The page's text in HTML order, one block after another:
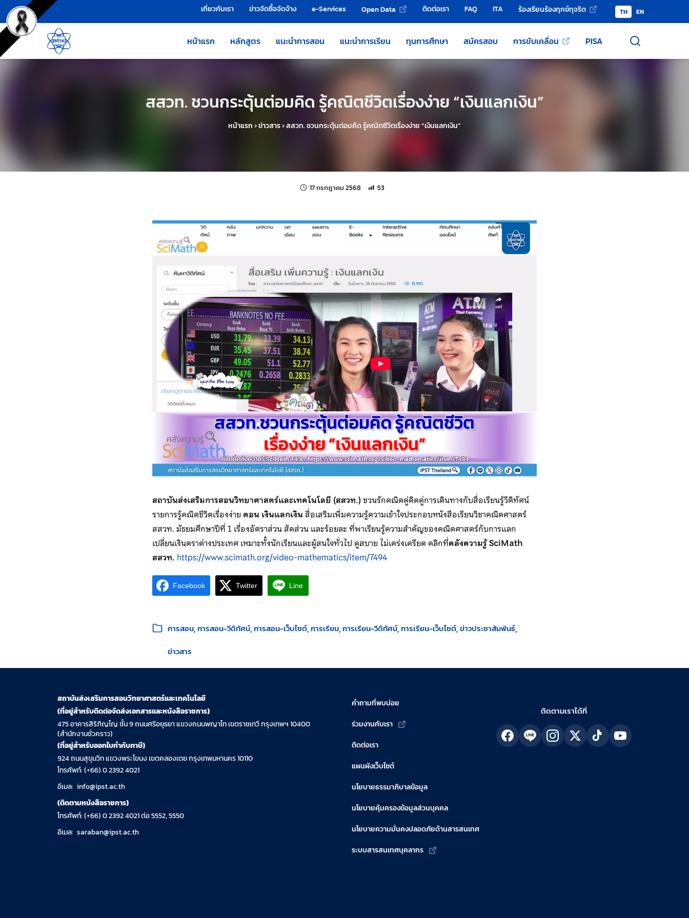
ข้ามไปยังเนื้อหาหลัก
เครื่องมือช่วยเหลือ เกี่ยวกับเรา ข่าวจัดซื้อจัดจ้าง e-Services Open Data ติดต่อเรา FAQ ITA ร้องเรียนร้องทุกข์ทุจริต TH EN
หน้าแรก หลักสูตร แนะนำการสอน แนะนำการเรียน ทุนการศึกษา สมัครสอบ การขับเคลื่อน PISA
สสวท. ชวนกระตุ้นต่อมคิด รู้คณิตชีวิตเรื่องง่าย “เงินแลกเงิน”
หน้าแรก›ข่าวสาร›สสวท. ชวนกระตุ้นต่อมคิด รู้คณิตชีวิตเรื่องง่าย “เงินแลกเงิน”
17 กรกฎาคม 2568 แก้ไขล่าสุดเมื่อ:
จำนวนการเข้าชม 53 ครั้ง
53
สถาบันส่งเสริมการสอนวิทยาศาสตร์และเทคโนโลยี (สสวท.)ชวนรักคณิตคู่คิดคู่การเดินทางกับสื่อเรียนรู้วีดิทัศน์
รายการรู้คณิตชีวิตเรื่องง่ายตอน เงินแลกเงินสื่อเสริมเพิ่มความรู้ความเข้าใจประกอบหนังสือเรียนวิชาคณิตศาสตร์
สสวท. มัธยมศึกษาปีที่ 1 เรื่องอัตราส่วน สัดส่วน และร้อยละ ที่พาเรียนรู้ความสำคัญของคณิตศาสตร์กับการแลก
เปลี่ยนเงินตราต่างประเทศ เหมาะทั้งนักเรียนและผู้สนใจทั่วไป ดูสบาย ไม่เคร่งเครียด คลิกที่คลังความรู้ SciMath
สสวท. https://www.scimath.org/video-mathematics/item/7494
Facebook Twitter Line
หมวดหมู่:
การสอน การสอน-วีดิทัศน์ การสอน-เว็บไซต์ การเรียน การเรียน-วีดิทัศน์ การเรียน-เว็บไซต์ ข่าวประชาสัมพันธ์
ข่าวสาร
สถาบันส่งเสริมการสอนวิทยาศาสตร์และเทคโนโลยี
(ที่อยู่สำหรับติดต่อจัดส่งเอกสารและหนังสือราชการ)
475 อาคารสิริภิญโญ ชั้น 9 ถนนศรีอยุธยา แขวงถนนพญาไท เขตราชเทวี กรุงเทพฯ 10400
(สำนักงานชั่วคราว)
(ที่อยู่สำหรับออกใบกำกับภาษี)
924 ถนนสุขุมวิท แขวงพระโขนง เขตคลองเตย กรุงเทพมหานคร 10110
โทรศัพท์: (+66) 0 2392 4021
อีเมล: info@ipst.ac.th
(ติดตามหนังสือราชการ)
โทรศัพท์: (+66) 0 2392 4021 ต่อ 5552, 5550
อีเมล: saraban@ipst.ac.th
คำถามที่พบบ่อย
ร่วมงานกับเรา
ติดต่อเรา
แผนผังเว็บไซต์
นโยบายธรรมาภิบาลข้อมูล
นโยบายคุ้มครองข้อมูลส่วนบุคคล
นโยบายความมั่นคงปลอดภัยด้านสารสนเทศ
ระบบสารสนเทศบุคลากร
ติดตามเราได้ที่